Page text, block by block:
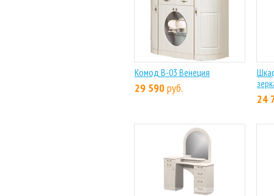
Комод В-03 Венеция
29 590руб.
24